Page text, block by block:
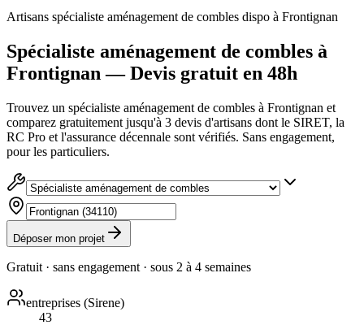
Artisans spécialiste aménagement de combles dispo à Frontignan
Spécialiste aménagement de combles à
Frontignan — Devis gratuit en 48h
Trouvez un spécialiste aménagement de combles à Frontignan et
comparez gratuitement jusqu'à 3 devis d'artisans dont le SIRET, la
RC Pro et l'assurance décennale sont vérifiés. Sans engagement,
pour les particuliers.
Déposer mon projet
Gratuit · sans engagement · sous 2 à 4 semaines
entreprises (Sirene)
43